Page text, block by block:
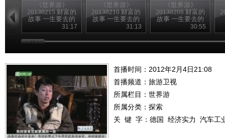
《世界游》
20130215 财富的
故事 一生要去的
31:17
《世界游》
20130210 财富的
故事 一生要去的
31:13
《世界游》
20130208 财富的
故事 一生要去的
30:55
首播时间：2012年2月4日21:08
首播频道： 旅游卫视
所属栏目： 世界游
所属分类：探索
关 键 字： 德国 经济实力 汽车工